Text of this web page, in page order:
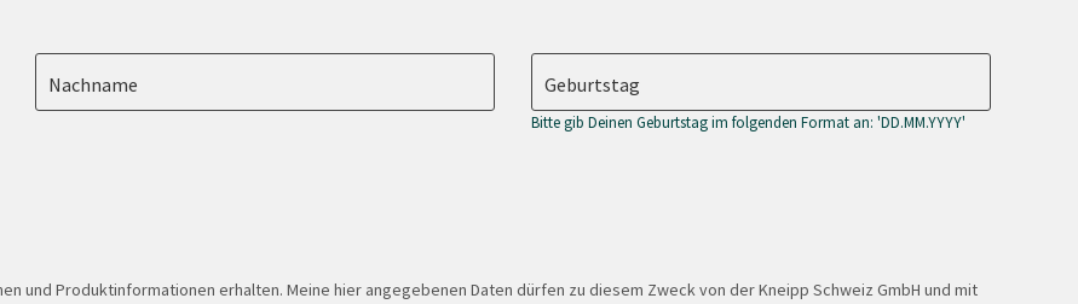
Nachname Geburtstag
Bitte gib Deinen Geburtstag im folgenden Format an: 'DD.MM.YYYY'
und Produktinformationen erhalten. Meine hier angegebenen Daten dürfen zu diesem Zweck von der Kneipp Schweiz GmbH und mit